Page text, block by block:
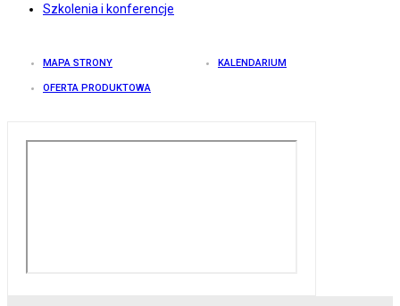
Szkolenia i konferencje
MAPA STRONY KALENDARIUM
OFERTA PRODUKTOWA